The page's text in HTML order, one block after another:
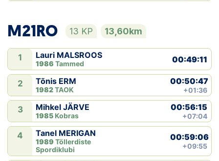
M21RO 13 KP 13,60km
1 Lauri MALSROOS
1986 Tammed 00:49:11
2 Tõnis ERM
1982TAOK
00:50:47
+01:36
3 Mihkel JÄRVE
1985 Kobras
00:56:15
+07:04
4 Tanel MERIGAN
1989 Töllerdiste
Spordiklubi
00:59:06
+09:55